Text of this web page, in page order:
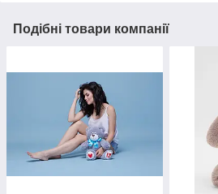
Подібні товари компанії